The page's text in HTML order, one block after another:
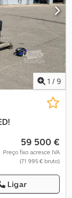
1 / 9
59 500 €
Preço fixo acresce IVA
(71 995 € bruto)
Ligar